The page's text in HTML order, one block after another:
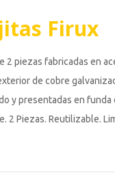
Firux
2 piezas fabricadas en
de cobre
y presentadas en funda
2 Piezas. Reutilizable.